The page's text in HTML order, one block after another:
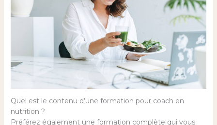
Quel est le contenu d’une formation pour coach en
nutrition ?
Préférez également une formation complète qui vous